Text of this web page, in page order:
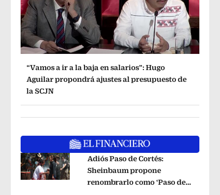
“Vamos a ir a la baja en salarios”: Hugo
Aguilar propondrá ajustes al presupuesto de
la SCJN
Opens in new window
Adiós Paso de Cortés:
Sheinbaum propone
renombrarlo como ‘Paso de